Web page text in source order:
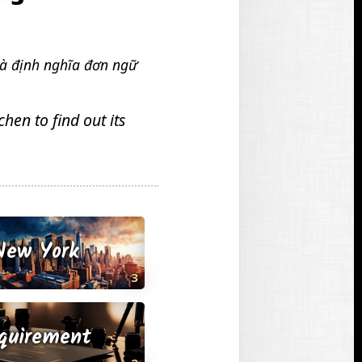
t
ấ
y
định nghĩa đơn ngữ
to find out its
3
York